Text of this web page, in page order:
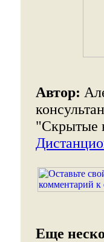
Автор:
"Скрытые
Еще